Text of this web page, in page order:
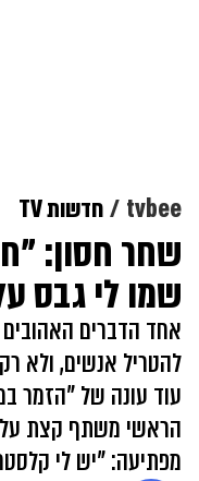
tvbee חדשות TV
שחר חסון:
שמו לי גבס
אחד הדברים
להטריל אנשים, ולא
עוד עונה של "הזמר
הראשי משתף קצת על
מפתיעה: "יש לי